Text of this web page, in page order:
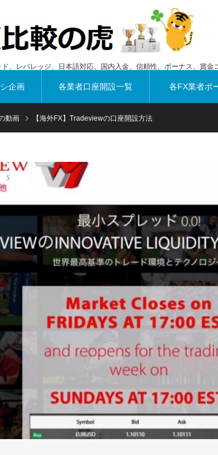
、レバレッジ、日本語対応、国内入金、信頼性、ボーナス、賞
企画 各業者口座開設一覧 各FX業者ボ
動画 【海外FX】Tradeviewの口座開設方法